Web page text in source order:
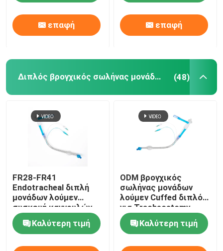
επαφή επαφή
Διπλός βρογχικός σωλήνας μονάδων λούμεν (48)
FR28-FR41
Endotracheal διπλή
μονάδων λούμεν
συσκευή καννουλών
σωλήνων Tracheal
Καλύτερη τιμή
ODM βρογχικός
σωλήνας μονάδων
λούμεν Cuffed διπλός
για Tracheostomy
Καλύτερη τιμή